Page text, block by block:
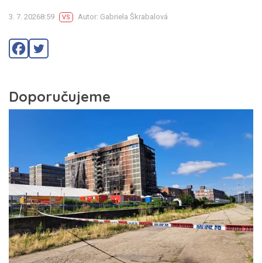
3. 7. 20268:59 VS Autor: Gabriela Škrabalová